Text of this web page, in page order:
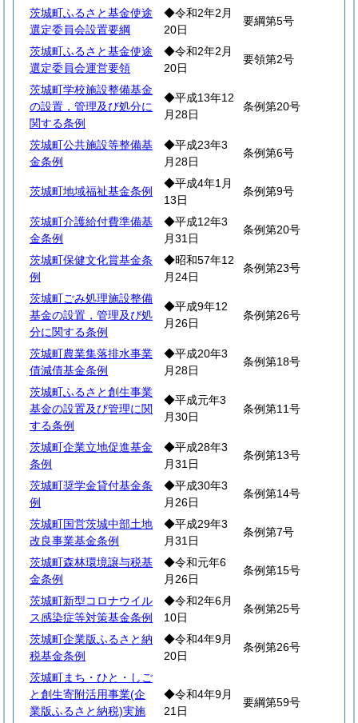
茨城町ふるさと基金使途
選定委員会設置要綱
◆令和2年2月
20日
要綱第5号
茨城町ふるさと基金使途
選定委員会運営要領
◆令和2年2月
20日
要領第2号
茨城町学校施設整備基金
の設置，管理及び処分に
関する条例
◆平成13年12
月28日
条例第20号
茨城町公共施設等整備基
金条例
◆平成23年3
月28日
条例第6号
茨城町地域福祉基金条例
◆平成4年1月
13日
条例第9号
茨城町介護給付費準備基
金条例
◆平成12年3
月31日
条例第20号
茨城町保健文化賞基金条
例
◆昭和57年12
月24日
条例第23号
茨城町ごみ処理施設整備
基金の設置，管理及び処
分に関する条例
◆平成9年12
月26日
条例第26号
茨城町農業集落排水事業
債減債基金条例
◆平成20年3
月28日
条例第18号
茨城町ふるさと創生事業
基金の設置及び管理に関
する条例
◆平成元年3
月30日
条例第11号
茨城町企業立地促進基金
条例
◆平成28年3
月31日
条例第13号
茨城町奨学金貸付基金条
例
◆平成30年3
月26日
条例第14号
茨城町国営茨城中部土地
改良事業基金条例
◆平成29年3
月31日
条例第7号
茨城町森林環境譲与税基
金条例
◆令和元年6
月26日
条例第15号
茨城町新型コロナウイル
ス感染症等対策基金条例
◆令和2年6月
10日
条例第25号
茨城町企業版ふるさと納
税基金条例
◆令和4年9月
20日
条例第26号
茨城町まち・ひと・しご
と創生寄附活用事業(企
業版ふるさと納税)実施
◆令和4年9月
21日
要綱第59号